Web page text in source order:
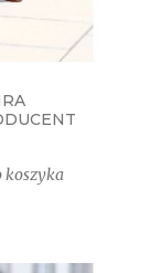
koszyka